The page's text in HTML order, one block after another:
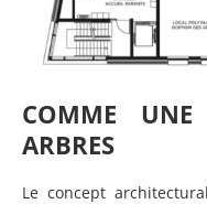
COMME
ARBRES
Le concept